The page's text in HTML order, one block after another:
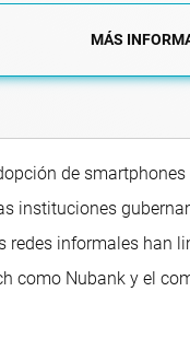
MÁS
de smartphones
instituciones
redes informales han
como Nubank y el